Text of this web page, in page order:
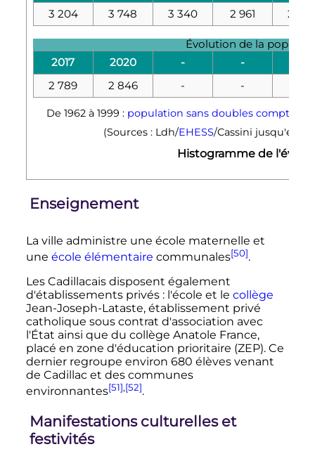
3 204
3 748 3 340 2 961 2
Évolution de la
2017
2020 - -
2 789
2 846 - -
De 1962 à 1999 : population sans doubles comptes
(Sources : Ldh/EHESS/Cassini jusqu'en
Histogramme de
Enseignement
La ville administre une école maternelle et
une école élémentaire communales[50].
Les Cadillacais disposent également
d'établissements privés : l'école et le collège
Jean-Joseph-Lataste, établissement privé
catholique sous contrat d'association avec
l'État ainsi que du collège Anatole France,
placé en zone d'éducation prioritaire (ZEP). Ce
dernier regroupe environ 680 élèves venant
de Cadillac et des communes
environnantes[51],[52].
Manifestations culturelles et
festivités